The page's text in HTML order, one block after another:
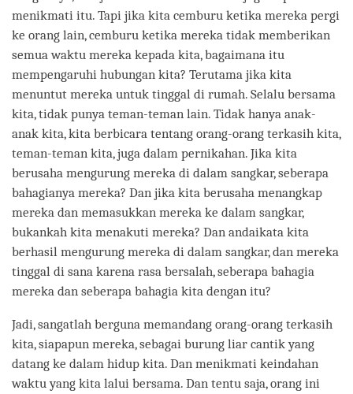
menikmati itu. Tapi jika kita cemburu ketika mereka pergi
ke orang lain, cemburu ketika mereka tidak memberikan
semua waktu mereka kepada kita, bagaimana itu
mempengaruhi hubungan kita? Terutama jika kita
menuntut mereka untuk tinggal di rumah. Selalu bersama
kita, tidak punya teman-teman lain. Tidak hanya anak-
anak kita, kita berbicara tentang orang-orang terkasih kita,
teman-teman kita, juga dalam pernikahan. Jika kita
berusaha mengurung mereka di dalam sangkar, seberapa
bahagianya mereka? Dan jika kita berusaha menangkap
mereka dan memasukkan mereka ke dalam sangkar,
bukankah kita menakuti mereka? Dan andaikata kita
berhasil mengurung mereka di dalam sangkar, dan mereka
tinggal di sana karena rasa bersalah, seberapa bahagia
mereka dan seberapa bahagia kita dengan itu?
Jadi, sangatlah berguna memandang orang-orang terkasih
kita, siapapun mereka, sebagai burung liar cantik yang
datang ke dalam hidup kita. Dan menikmati keindahan
waktu yang kita lalui bersama. Dan tentu saja, orang ini